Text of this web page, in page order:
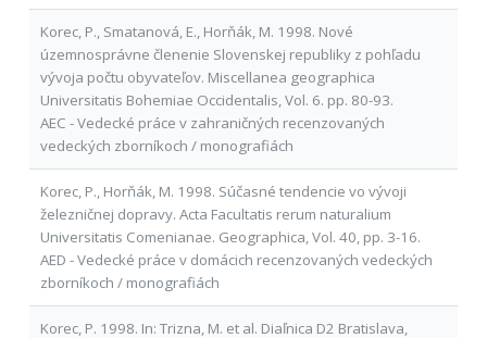
Korec, P., Smatanová, E., Horňák, M. 1998. Nové
územnosprávne členenie Slovenskej republiky z pohľadu
vývoja počtu obyvateľov. Miscellanea geographica
Universitatis Bohemiae Occidentalis, Vol. 6. pp. 80-93.
AEC - Vedecké práce v zahraničných recenzovaných
vedeckých zborníkoch / monografiách
Korec, P., Horňák, M. 1998. Súčasné tendencie vo vývoji
železničnej dopravy. Acta Facultatis rerum naturalium
Universitatis Comenianae. Geographica, Vol. 40, pp. 3-16.
AED - Vedecké práce v domácich recenzovaných vedeckých
zborníkoch / monografiách
Korec, P. 1998. In: Trizna, M. et al. Diaľnica D2 Bratislava,